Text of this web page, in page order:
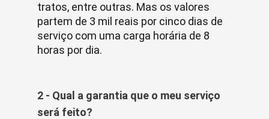
tratos, entre outras. Mas os valores
partem de 3 mil reais por cinco dias de
serviço com uma carga horária de 8
horas por dia.
2 - Qual a garantia que o meu serviço
será feito?